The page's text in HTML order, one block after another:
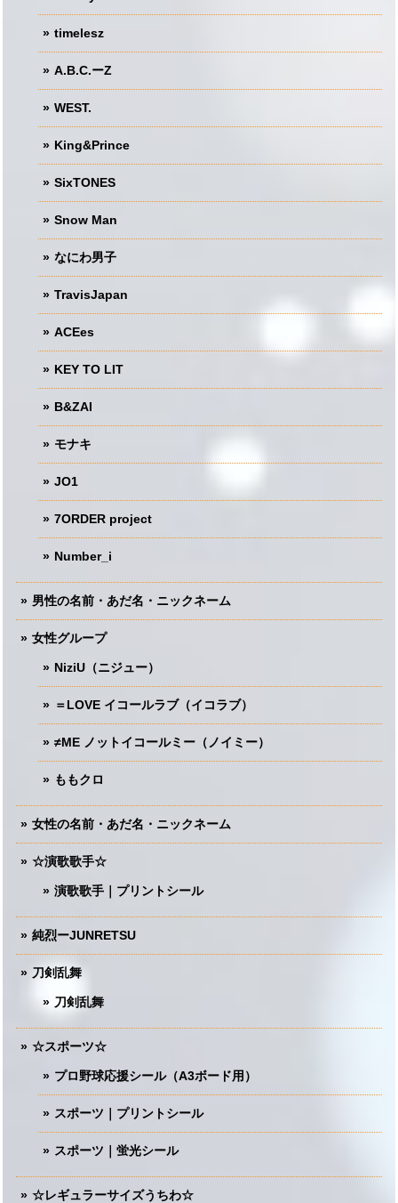
timelesz
A.B.C.ーZ
WEST.
King&Prince
SixTONES
Snow Man
なにわ男子
TravisJapan
ACEes
KEY TO LIT
B&ZAI
モナキ
JO1
7ORDER project
Number_i
男性の名前・あだ名・ニックネーム
女性グループ
NiziU（ニジュー）
＝LOVE イコールラブ（イコラブ）
≠ME ノットイコールミー（ノイミー）
ももクロ
女性の名前・あだ名・ニックネーム
☆演歌歌手☆
演歌歌手｜プリントシール
純烈ーJUNRETSU
刀剣乱舞
刀剣乱舞
☆スポーツ☆
プロ野球応援シール（A3ボード用）
スポーツ｜プリントシール
スポーツ｜蛍光シール
☆レギュラーサイズうちわ☆